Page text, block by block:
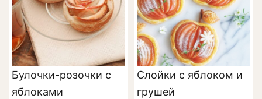
Булочки-розочки с
яблоками
Слойки с яблоком и
грушей